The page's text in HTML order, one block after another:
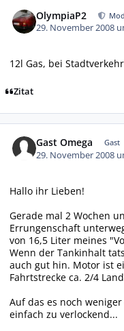
OlympiaP2
29. November 2008
12l Gas, bei
Zitat
Gast Omega Gast
29. November 2008
Hallo ihr Lieben!
Gerade mal 2 Wochen
Errungenschaft
von 16,5 Liter meines
Wenn der Tankinhalt
auch gut hin. Motor ist
Fahrtstrecke ca. 2/4
Auf das es noch
einfach zu verlockend...